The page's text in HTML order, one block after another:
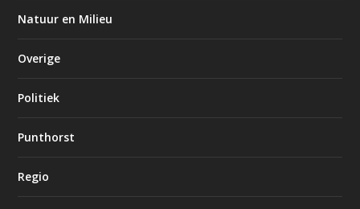
Natuur en Milieu
Overige
Politiek
Punthorst
Regio